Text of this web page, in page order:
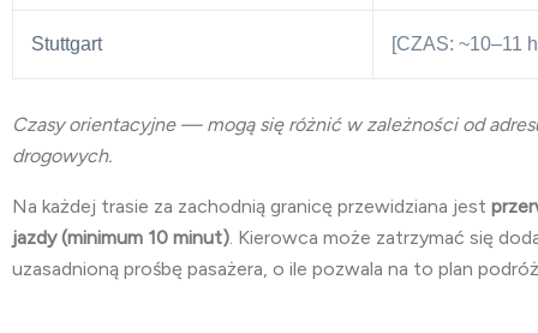
Stuttgart [CZAS: ~10–11
Czasy orientacyjne — mogą się różnić w zależności od
drogowych.
Na każdej trasie za zachodnią granicę przewidziana jest
jazdy (minimum 10 minut). Kierowca może zatrzymać się
uzasadnioną prośbę pasażera, o ile pozwala na to plan